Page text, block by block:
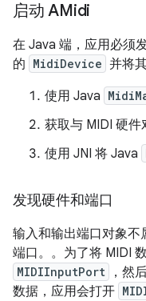
启动 AMidi
在 Java 端，应用必须
的 MidiDevice 并将
使用 Java
获取与 MIDI 硬件
使用 JNI 将 Java
发现硬件和端口
输入和输出端口对象不
端口。 。为了将 MIDI
MIDIInputPort
，然
数据，应用会打开